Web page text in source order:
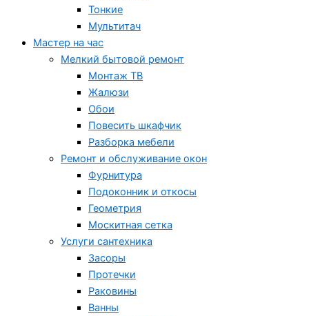
Тонкие
Мультитач
Мастер на час
Мелкий бытовой ремонт
Монтаж ТВ
Жалюзи
Обои
Повесить шкафчик
Разборка мебели
Ремонт и обслуживание окон
Фурнитура
Подоконник и откосы
Геометрия
Москитная сетка
Услуги сантехника
Засоры
Протечки
Раковины
Ванны